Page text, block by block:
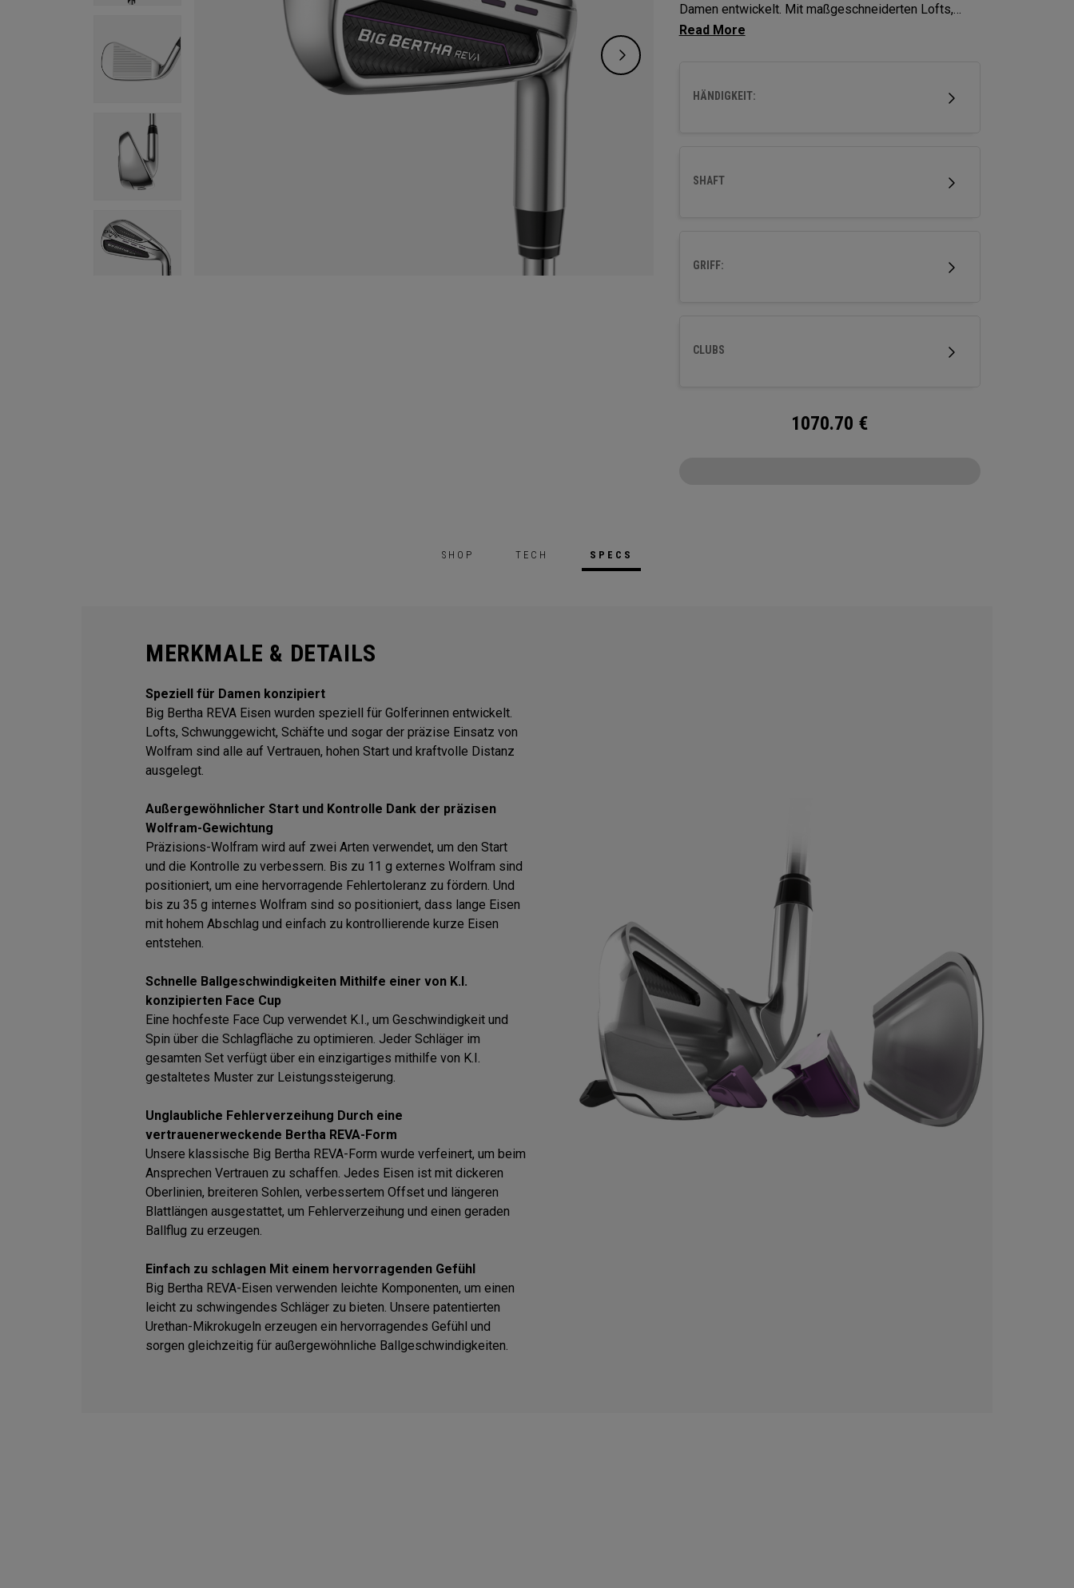
Damen entwickelt. Mit maßgeschneiderten Lofts,
Schwunggewichten, Schäften und sogar Wolfram
hervorragender Fehlerverzeihung und kraftvoller
HÄNDIGKEIT:
SHAFT
GRIFF:
CLUBS
1070.70 €
SHOP TECH SPECS
MERKMALE & DETAILS
Speziell für Damen konzipiert
Big Bertha REVA Eisen wurden speziell für Golferinnen entwickelt.
Lofts, Schwunggewicht, Schäfte und sogar der präzise Einsatz von
Wolfram sind alle auf Vertrauen, hohen Start und kraftvolle Distanz
ausgelegt.
Außergewöhnlicher Start und Kontrolle Dank der präzisen
Wolfram-Gewichtung
Präzisions-Wolfram wird auf zwei Arten verwendet, um den Start
und die Kontrolle zu verbessern. Bis zu 11 g externes Wolfram sind
positioniert, um eine hervorragende Fehlertoleranz zu fördern. Und
bis zu 35 g internes Wolfram sind so positioniert, dass lange Eisen
mit hohem Abschlag und einfach zu kontrollierende kurze Eisen
entstehen.
Schnelle Ballgeschwindigkeiten Mithilfe einer von K.I.
konzipierten Face Cup
Eine hochfeste Face Cup verwendet K.I., um Geschwindigkeit und
Spin über die Schlagfläche zu optimieren. Jeder Schläger im
gesamten Set verfügt über ein einzigartiges mithilfe von K.I.
gestaltetes Muster zur Leistungssteigerung.
Unglaubliche Fehlerverzeihung Durch eine
vertrauenerweckende Bertha REVA-Form
Unsere klassische Big Bertha REVA-Form wurde verfeinert, um beim
Ansprechen Vertrauen zu schaffen. Jedes Eisen ist mit dickeren
Oberlinien, breiteren Sohlen, verbessertem Offset und längeren
Blattlängen ausgestattet, um Fehlerverzeihung und einen geraden
Ballflug zu erzeugen.
Einfach zu schlagen Mit einem hervorragenden Gefühl
Big Bertha REVA-Eisen verwenden leichte Komponenten, um einen
leicht zu schwingendes Schläger zu bieten. Unsere patentierten
Urethan-Mikrokugeln erzeugen ein hervorragendes Gefühl und
sorgen gleichzeitig für außergewöhnliche Ballgeschwindigkeiten.